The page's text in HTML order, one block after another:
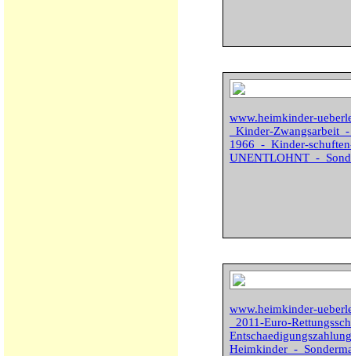
www.heimkinder-
_Kinder-
1966_-_Kinder-
UNENTLOHNT_-
www.heimkinder-
_2011-Euro-
Heimkinder_-